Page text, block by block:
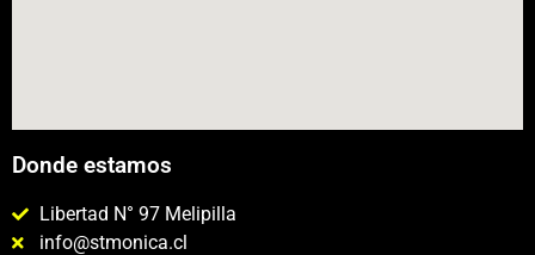
Donde estamos
Libertad N° 97 Melipilla
info@stmonica.cl